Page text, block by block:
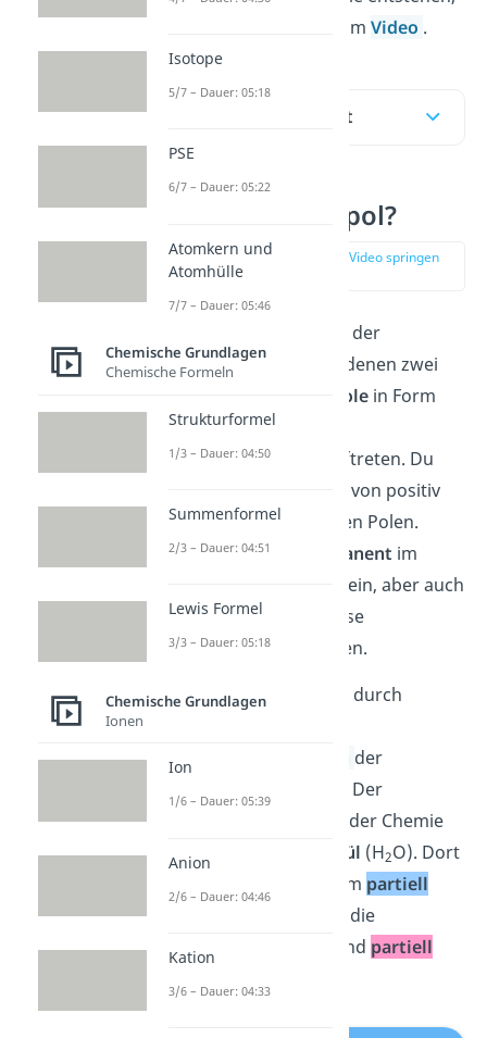
erfährst du hier und im Video .
Inhaltsübersicht
Was ist ein Dipol?
zur Stelle im Video springen
bezeichnen in der
Chemie Moleküle, in denen zwei
entgegengesetzte Polein Form
vonTeilladungen
(Partialladungen) auftreten. Du
sprichst hierbei auch von positiv
und negativ geladenen Polen.
Dipole können
permanent im
Molekül vorhanden sein, aber auch
durch äußere Einflüsse
hervorgerufen werden.
Ein Dipol entsteht oft durch
Elektronegativitäten der
vorhandenen Atome. Der
bekannteste Dipol in der Chemie
ist das
Wassermolekül (H2O). Dort
ist das Sauerstoffatom partiell
geladen und die
Wasserstoffatome sind partiell
Isotope
5/7 – Dauer: 05:18
PSE
6/7 – Dauer: 05:22
Atomkern und
Atomhülle
7/7 – Dauer: 05:46
Chemische Grundlagen
Chemische Formeln
Strukturformel
1/3 – Dauer: 04:50
Summenformel
2/3 – Dauer: 04:51
Lewis Formel
3/3 – Dauer: 05:18
Chemische Grundlagen
Ionen
Ion
1/6 – Dauer: 05:39
Anion
2/6 – Dauer: 04:46
Kation
3/6 – Dauer: 04:33